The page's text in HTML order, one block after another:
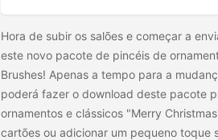
Hora de subir os salões e começar a
este novo pacote de pincéis de
Brushes! Apenas a tempo para a
poderá fazer o download deste pacote
ornamentos e clássicos "Merry
cartões ou adicionar um pequeno toque